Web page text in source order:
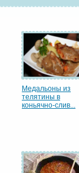
Медальоны из
телятины в
коньячно-слив...